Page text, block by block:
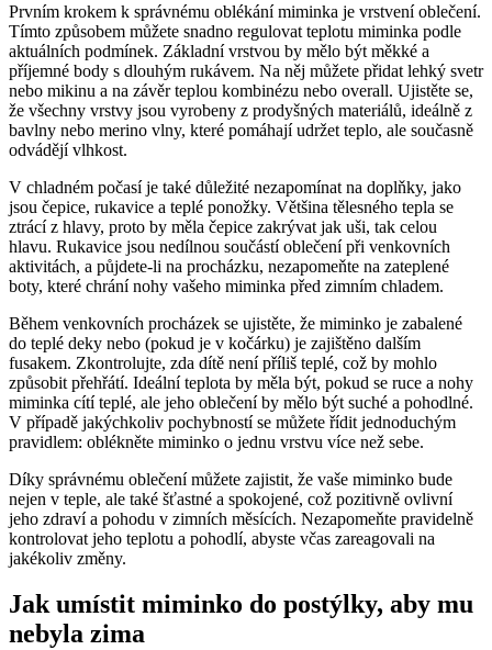
Prvním krokem k správnému oblékání miminka je vrstvení oblečení.
Tímto způsobem můžete snadno regulovat teplotu miminka podle
aktuálních podmínek. Základní vrstvou by mělo být měkké a
příjemné body s dlouhým rukávem. Na něj můžete přidat lehký svetr
nebo mikinu a na závěr teplou kombinézu nebo overall. Ujistěte se,
že všechny vrstvy jsou vyrobeny z prodyšných materiálů, ideálně z
bavlny nebo merino vlny, které pomáhají udržet teplo, ale současně
odvádějí vlhkost.
V chladném počasí je také důležité nezapomínat na doplňky, jako
jsou čepice, rukavice a teplé ponožky. Většina tělesného tepla se
ztrácí z hlavy, proto by měla čepice zakrývat jak uši, tak celou
hlavu. Rukavice jsou nedílnou součástí oblečení při venkovních
aktivitách, a půjdete-li na procházku, nezapomeňte na zateplené
boty, které chrání nohy vašeho miminka před zimním chladem.
Během venkovních procházek se ujistěte, že miminko je zabalené
do teplé deky nebo (pokud je v kočárku) je zajištěno dalším
fusakem. Zkontrolujte, zda dítě není příliš teplé, což by mohlo
způsobit přehřátí. Ideální teplota by měla být, pokud se ruce a nohy
miminka cítí teplé, ale jeho oblečení by mělo být suché a pohodlné.
V případě jakýchkoliv pochybností se můžete řídit jednoduchým
pravidlem: oblékněte miminko o jednu vrstvu více než sebe.
Díky správnému oblečení můžete zajistit, že vaše miminko bude
nejen v teple, ale také šťastné a spokojené, což pozitivně ovlivní
jeho zdraví a pohodu v zimních měsících. Nezapomeňte pravidelně
kontrolovat jeho teplotu a pohodlí, abyste včas zareagovali na
jakékoliv změny.
Jak umístit miminko do postýlky, aby mu
nebyla zima